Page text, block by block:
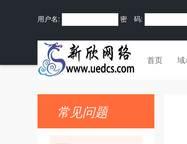
用户名: 密 码:
首页 域
常见问题